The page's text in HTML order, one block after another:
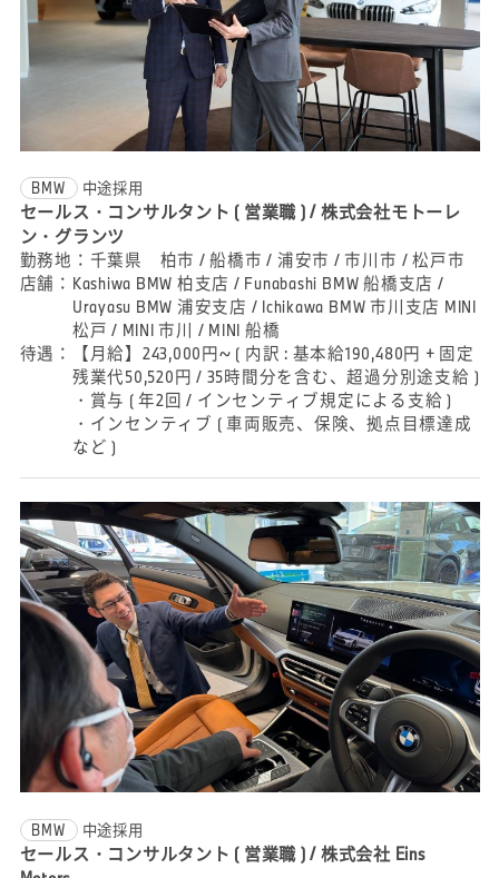
BMW 中途採用
セールス・コンサルタント ( 営業職 ) / 株式会社モトーレ
ン・グランツ
勤務地： 千葉県 柏市 / 船橋市 / 浦安市 / 市川市 / 松戸市
店舗： Kashiwa BMW 柏支店 / Funabashi BMW 船橋支店 /
Urayasu BMW 浦安支店 / Ichikawa BMW 市川支店 MINI
松戸 / MINI 市川 / MINI 船橋
待遇：
【月給】243,000円~ ( 内訳 : 基本給190,480円 + 固定
残業代50,520円 / 35時間分を含む、超過分別途支給 )
・賞与 ( 年2回 / インセンティブ規定による支給 )
・インセンティブ ( 車両販売、保険、拠点目標達成
など )
BMW 中途採用
セールス・コンサルタント ( 営業職 ) / 株式会社 Eins